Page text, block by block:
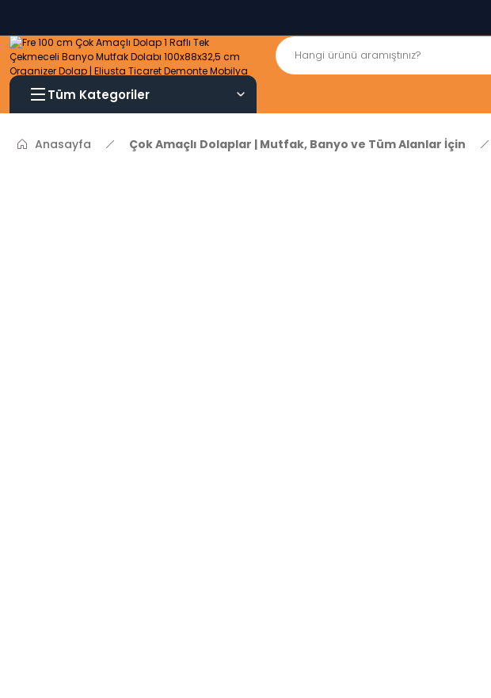
5'er cm Aralıklarla
% 100 Mdf Tekerlekli
Kaliteli hizmet,
Tüm Kategoriler
Anasayfa Çok Amaçlı Dolaplar | Mutfak, Banyo ve Tüm Alanlar İçin